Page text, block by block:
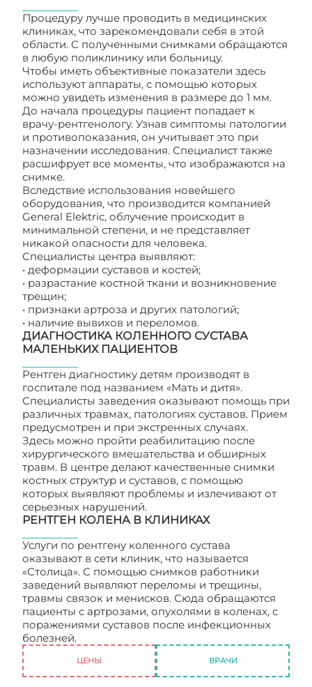
Процедуру лучше проводить в медицинских
клиниках, что зарекомендовали себя в этой
области. С полученными снимками обращаются
в любую поликлинику или больницу.
Чтобы иметь объективные показатели здесь
используют аппараты, с помощью которых
можно увидеть изменения в размере до 1 мм.
До начала процедуры пациент попадает к
врачу-рентгенологу. Узнав симптомы патологии
и противопоказания, он учитывает это при
назначении исследования. Специалист также
расшифрует все моменты, что изображаются на
снимке.
Вследствие использования новейшего
оборудования, что производится компанией
General Elektric, облучение происходит в
минимальной степени, и не представляет
никакой опасности для человека.
Специалисты центра выявляют:
• деформации суставов и костей;
• разрастание костной ткани и возникновение
трещин;
• признаки артроза и других патологий;
• наличие вывихов и переломов.
ДИАГНОСТИКА КОЛЕННОГО СУСТАВА
МАЛЕНЬКИХ ПАЦИЕНТОВ
Рентген диагностику детям производят в
госпитале под названием «Мать и дитя».
Специалисты заведения оказывают помощь при
различных травмах, патологиях суставов. Прием
предусмотрен и при экстренных случаях.
Здесь можно пройти реабилитацию после
хирургического вмешательства и обширных
травм. В центре делают качественные снимки
костных структур и суставов, с помощью
которых выявляют проблемы и излечивают от
серьезных нарушений.
РЕНТГЕН КОЛЕНА В КЛИНИКАХ
Услуги по рентгену коленного сустава
оказывают в сети клиник, что называется
«Столица». С помощью снимков работники
заведений выявляют переломы и трещины,
травмы связок и менисков. Сюда обращаются
пациенты с артрозами, опухолями в коленах, с
поражениями суставов после инфекционных
болезней.
ЦЕНЫ ВРАЧИ